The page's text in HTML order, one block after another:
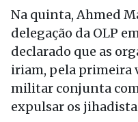
Na quinta, Ahmed
delegação da OLP
declarado que as
iriam, pela primeira
militar conjunta
expulsar os